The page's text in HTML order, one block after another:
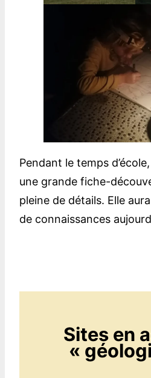
Pendant le temps
une grande fiche-
pleine de détails. Elle
de connaissances
Sites en
«